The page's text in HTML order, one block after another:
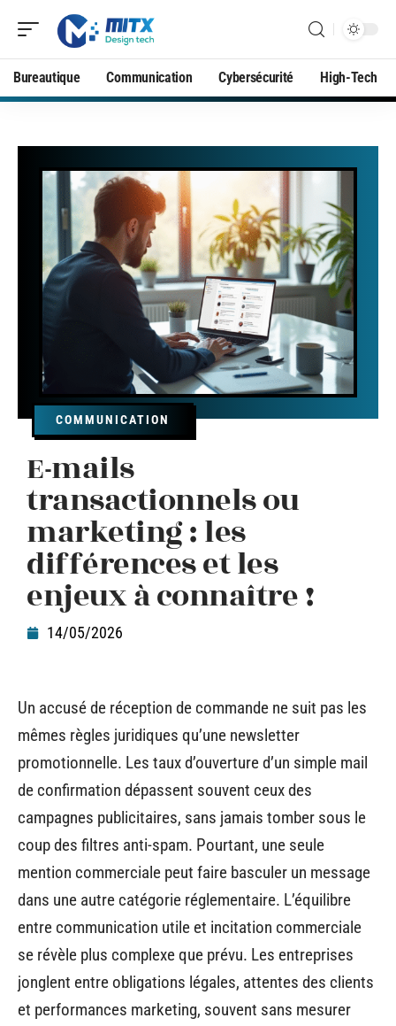
Bureautique Communication Cybersécurité High-Tech
COMMUNICATION
E-mails
transactionnels ou
marketing : les
différences et les
enjeux à connaître !
14/05/2026
Un accusé de réception de commande ne suit pas les
mêmes règles juridiques qu’une newsletter
promotionnelle. Les taux d’ouverture d’un simple mail
de confirmation dépassent souvent ceux des
campagnes publicitaires, sans jamais tomber sous le
coup des filtres anti-spam. Pourtant, une seule
mention commerciale peut faire basculer un message
dans une autre catégorie réglementaire. L’équilibre
entre communication utile et incitation commerciale
se révèle plus complexe que prévu. Les entreprises
jonglent entre obligations légales, attentes des clients
et performances marketing, souvent sans mesurer